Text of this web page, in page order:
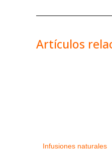
Artículos
Infusiones naturales